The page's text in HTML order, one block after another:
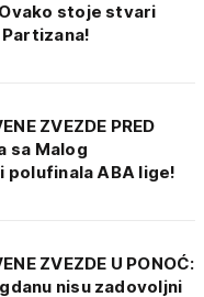
Ovako stoje stvari
ZVEZDE PRED
sa Malog
polufinala ABA lige!
ZVEZDE U PONOĆ:
nisu zadovoljni